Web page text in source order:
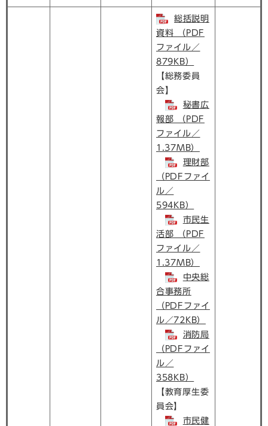
総括説明
資料 （PDF
ファイル／
879KB）
【総務委員
会】
秘書広
報部 （PDF
ファイル／
1.37MB）
理財部
（PDFファイ
ル／
594KB）
市民生
活部 （PDF
ファイル／
1.37MB）
中央総
合事務所
（PDFファイ
ル／72KB）
消防局
（PDFファイ
ル／
358KB）
【教育厚生委
員会】
市民健